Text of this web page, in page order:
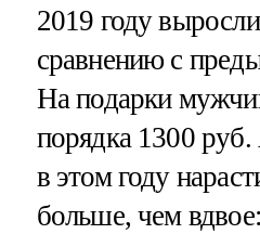
2019 году
сравнению с
На подарки
порядка 1300
в этом году
больше, чем